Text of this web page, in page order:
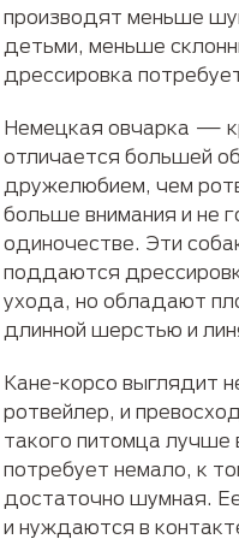
производят меньше
детьми, меньше
дрессировка
Немецкая овчарка —
отличается большей
дружелюбием, чем
больше внимания и не
одиночестве. Эти
поддаются
ухода, но обладают
длинной шерстью и
Кане-корсо выглядит
ротвейлер, и
такого питомца лучше
потребует немало, к
достаточно шумная.
и нуждаются в